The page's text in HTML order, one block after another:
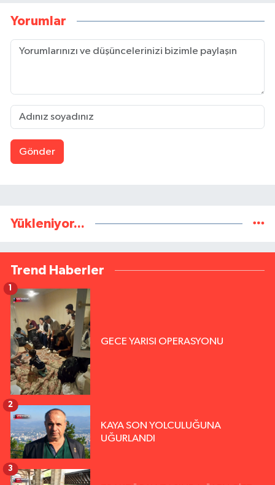
Yorumlar
Gönder
Yükleniyor...
Trend Haberler
GECE YARISI OPERASYONU
KAYA SON YOLCULUĞUNA
UĞURLANDI
2
3